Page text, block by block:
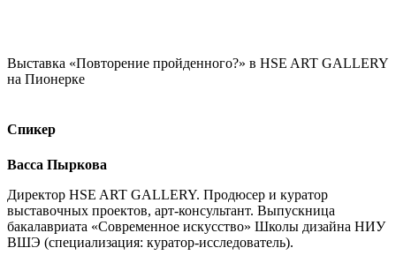
Выставка «Повторение пройденного?» в HSE ART GALLERY
на Пионерке
Спикер
Васса Пыркова
Директор HSE ART GALLERY. Продюсер и куратор
выставочных проектов, арт-консультант. Выпускница
бакалавриата «Современное искусство» Школы дизайна НИУ
ВШЭ (специализация: куратор-исследователь).